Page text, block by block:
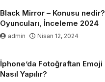
Black Mirror – Konusu nedir?
Oyuncuları, İnceleme 2024
admin Nisan 12, 2024
İphone’da Fotoğraftan Emoji
Nasıl Yapılır?